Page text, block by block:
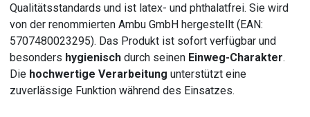
Qualitätsstandards und ist latex- und phthalatfrei. Sie wird
von der renommierten Ambu GmbH hergestellt (EAN:
5707480023295). Das Produkt ist sofort verfügbar und
besonders hygienisch durch seinen Einweg-Charakter.
Die hochwertige Verarbeitung unterstützt eine
zuverlässige Funktion während des Einsatzes.